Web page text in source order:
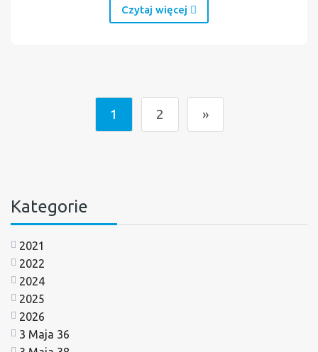
Czytaj więcej
1 2 »
Kategorie
2021
2022
2024
2025
2026
3 Maja 36